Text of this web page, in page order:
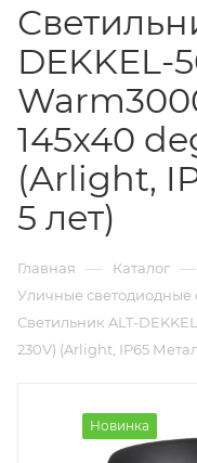
DEKKEL-
145x40
(Arlight,
5 лет)
Главная — Каталог —
Уличные светодиодные
Светильник ALT-
230V) (Arlight, IP65
Новинка